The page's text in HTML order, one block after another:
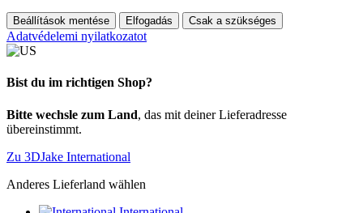
Beállítások mentése Elfogadás Csak a szükséges
Adatvédelemi nyilatkozatot
Bist du im richtigen Shop?
Bitte wechsle zum Land, das mit deiner Lieferadresse
übereinstimmt.
Zu 3DJake International
Anderes Lieferland wählen